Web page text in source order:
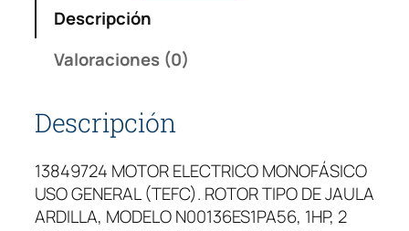
Descripción
Valoraciones (0)
Descripción
13849724 MOTOR ELECTRICO MONOFÁSICO
USO GENERAL (TEFC). ROTOR TIPO DE JAULA
ARDILLA, MODELO N00136ES1PA56, 1HP, 2